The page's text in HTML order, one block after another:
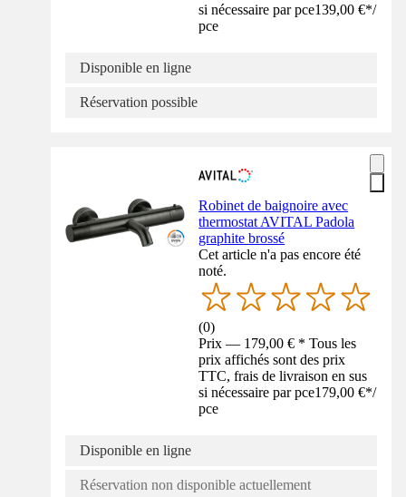
si nécessaire par pce139,00 €*/
pce
Disponible en ligne
Réservation possible
Robinet de baignoire avec
thermostat AVITAL Padola
graphite brossé
Cet article n'a pas encore été
noté.
(0)
Prix — 179,00 € * Tous les
prix affichés sont des prix
TTC, frais de livraison en sus
si nécessaire par pce179,00 €*/
pce
Disponible en ligne
Réservation non disponible actuellement